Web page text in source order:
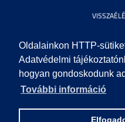
Oldalainkon HTTP-
Adatvédelmi
hogyan gondoskodunk
További információ